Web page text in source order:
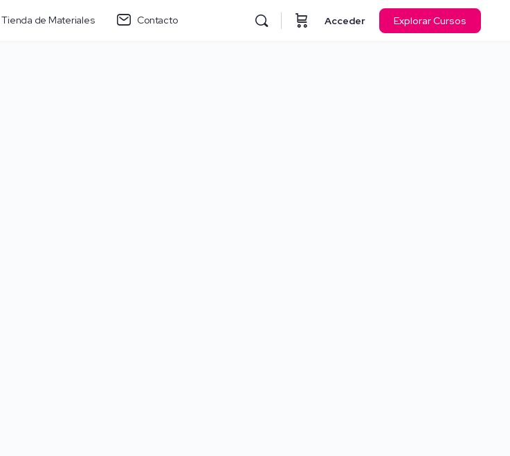
Tienda de Materiales Contacto Acceder Explorar Cursos